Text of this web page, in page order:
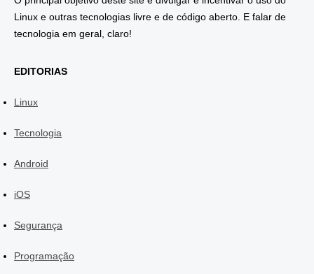
Linux e outras tecnologias livre e de código aberto. E falar de
tecnologia em geral, claro!
EDITORIAS
Linux
Tecnologia
Android
iOS
Segurança
Programação